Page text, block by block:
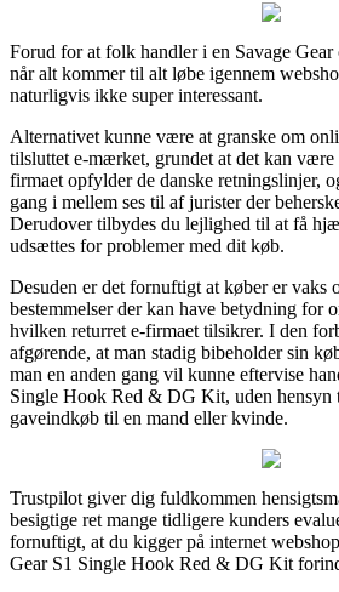
Forud for at folk handler i en Savage
når alt kommer til alt løbe igennem
naturligvis ikke super interessant.
Alternativet kunne være at granske om
tilsluttet e-mærket, grundet at det kan
firmaet opfylder de danske retningslinjer,
gang i mellem ses til af jurister der
Derudover tilbydes du lejlighed til at få
udsættes for problemer med dit køb.
Desuden er det fornuftigt at køber er vaks
bestemmelser der kan have betydning for
hvilken returret e-firmaet tilsikrer. I den
afgørende, at man stadig bibeholder sin
man en anden gang vil kunne eftervise
Single Hook Red & DG Kit, uden hensyn
gaveindkøb til en mand eller kvinde.
Trustpilot giver dig fuldkommen
besigtige ret mange tidligere kunders
fornuftigt, at du kigger på internet
Gear S1 Single Hook Red & DG Kit